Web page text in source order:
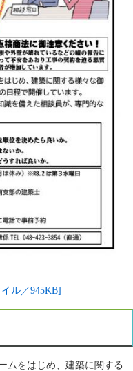
ル／945KB]
ムをはじめ、建築に関する